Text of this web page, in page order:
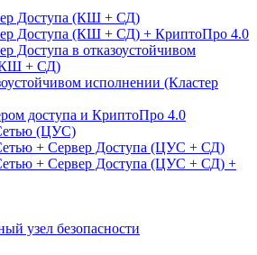
Доступа (КШ + СД)
Доступа (КШ + СД) + КриптоПро 4.0
Доступа в отказоустойчивом
КШ + СД)
исполнении (Кластер
доступа и КриптоПро 4.0
(ЦУС)
+ Сервер Доступа (ЦУС + СД)
+ Сервер Доступа (ЦУС + СД) +
узел безопасности